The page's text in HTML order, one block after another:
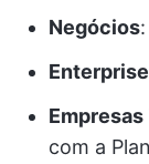
Negócios
Enterprise
Empresas
com a